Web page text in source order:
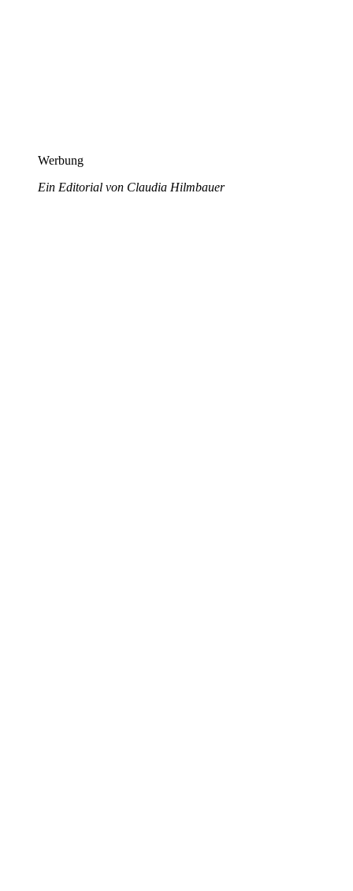
Werbung
Ein Editorial von Claudia Hilmbauer